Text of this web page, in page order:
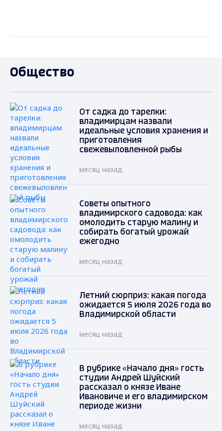
Общество
От садка до тарелки:
владимирцам назвали
идеальные условия хранения и
приготовления
свежевыловленной рыбы
месяц назад
Советы опытного
владимирского садовода: как
омолодить старую малину и
собирать богатый урожай
ежегодно
месяц назад
Летний сюрприз: какая погода
ожидается 5 июля 2026 года во
Владимирской области
месяц назад
В рубрике «Начало дня» гость
студии Андрей Шуйский
рассказал о князе Иване
Ивановиче и его владимирском
периоде жизни
месяц назад